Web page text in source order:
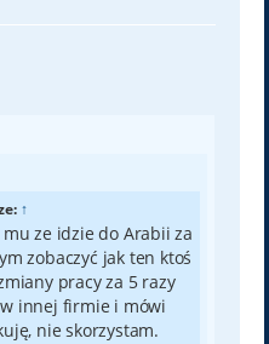
↑
mu ze idzie do Arabii za
zobaczyć jak ten ktoś
pracy za 5 razy
innej firmie i mówi
nie skorzystam.